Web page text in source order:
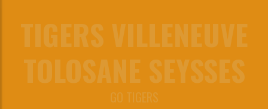
TIGERS VILLENEUVE
TOLOSANE SEYSSES
GO TIGERS